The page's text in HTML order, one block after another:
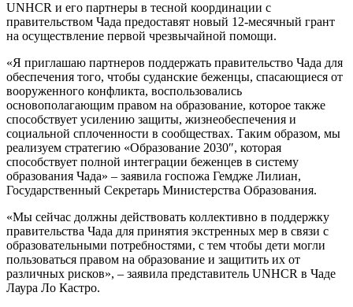
UNHCR и его партнеры в тесной координации с
правительством Чада предоставят новый 12-месячный грант
на осуществление первой чрезвычайной помощи.
«Я приглашаю партнеров поддержать правительство Чада для
обеспечения того, чтобы суданские беженцы, спасающиеся от
вооруженного конфликта, воспользовались
основополагающим правом на образование, которое также
способствует усилению защиты, жизнеобеспечения и
социальной сплоченности в сообществах. Таким образом, мы
реализуем стратегию «Образование 2030″, которая
способствует полной интеграции беженцев в систему
образования Чада» – заявила госпожа Гемдже Лилиан,
Государственный Секретарь Министерства Образования.
«Мы сейчас должны действовать коллективно в поддержку
правительства Чада для принятия экстренных мер в связи с
образовательными потребностями, с тем чтобы дети могли
пользоваться правом на образование и защитить их от
различных рисков», – заявила представитель UNHCR в Чаде
Лаура Ло Кастро.